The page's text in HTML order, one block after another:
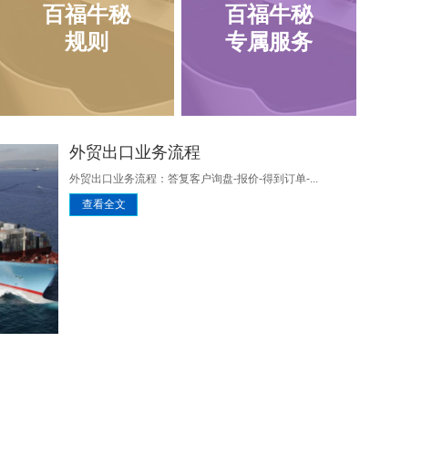
百福牛秘
规则
百福牛秘
专属服务
外贸出口业务流程
外贸出口业务流程：答复客户询盘-报价-得到订单-...
查看全文